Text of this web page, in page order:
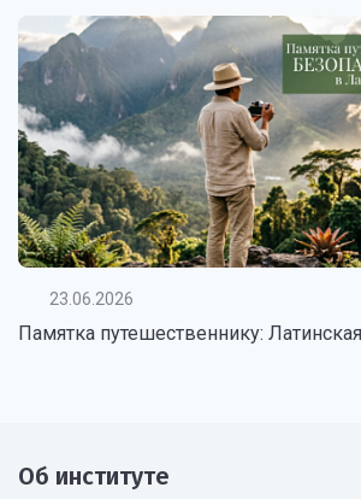
23.06.2026
Памятка путешественнику:
Об институте